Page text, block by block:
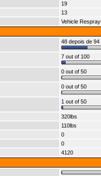
19
13
Vehicle
48 depois de 94
7 out of 100
0 out of 50
0 out of 50
1 out of 50
320lbs
110lbs
0
0
4120